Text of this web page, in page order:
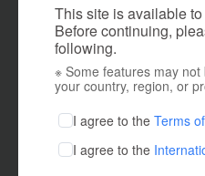
人
This site is available
Before continuing,
following.
※ Some features may
your country, region, or
I agree to the Terms
I agree to the